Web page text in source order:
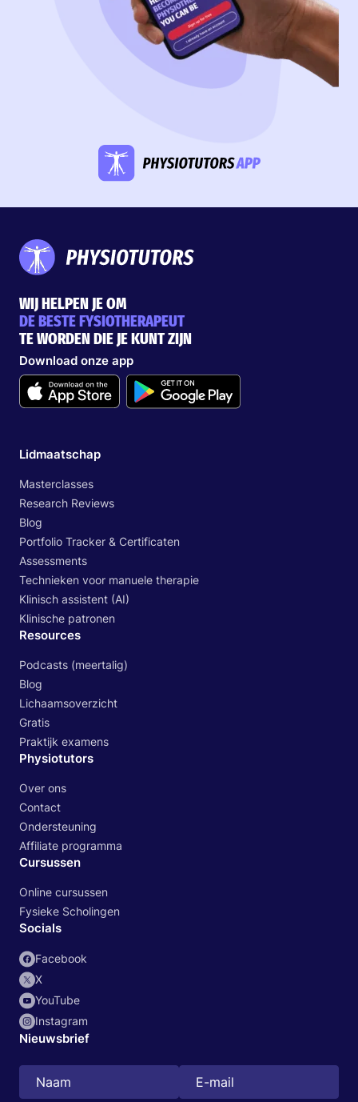
WIJ HELPEN JE OM
DE BESTE FYSIOTHERAPEUT
TE WORDEN DIE JE KUNT ZIJN
Download onze app
Lidmaatschap
Masterclasses
Research Reviews
Blog
Portfolio Tracker & Certificaten
Assessments
Technieken voor manuele therapie
Klinisch assistent (AI)
Klinische patronen
Resources
Podcasts (meertalig)
Blog
Lichaamsoverzicht
Gratis
Praktijk examens
Physiotutors
Over ons
Contact
Ondersteuning
Affiliate programma
Cursussen
Online cursussen
Fysieke Scholingen
Socials
Facebook
X
YouTube
Instagram
Nieuwsbrief